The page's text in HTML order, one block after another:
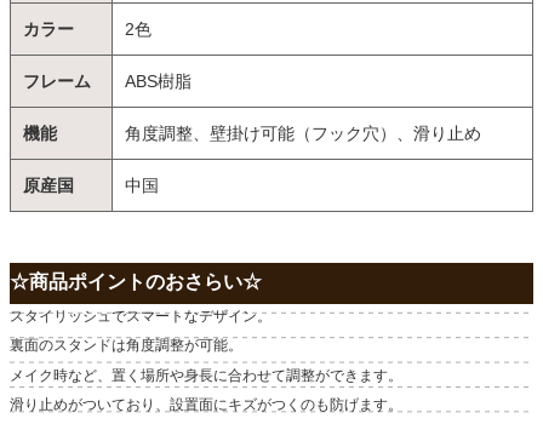
カラー 2色
フレーム ABS樹脂
機能 角度調整、壁掛け可能（フック穴）、滑り止め
原産国 中国
☆商品ポイントのおさらい☆
スタイリッシュでスマートなデザイン。
裏面のスタンドは角度調整が可能。
メイク時など、置く場所や身長に合わせて調整ができます。
滑り止めがついており、設置面にキズがつくのも防げます。